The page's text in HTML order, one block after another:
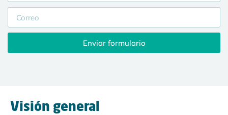
Visión general
Enviar formulario